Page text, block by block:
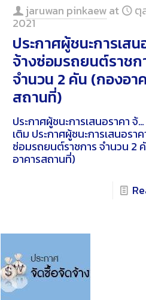
jaruwan pinkaewat ตุ
2021
ประกาศผู้ชนะการเสน
จ้างซ่อมรถยนต์ราชก
จำนวน 2 คัน (กองอา
สถานที่)
ประกาศผู้ชนะการเสนอราคา จ้…
เติม ประกาศผู้ชนะการเสนอราค
ซ่อมรถยนต์ราชการ จำนวน 2
อาคารสถานที่)